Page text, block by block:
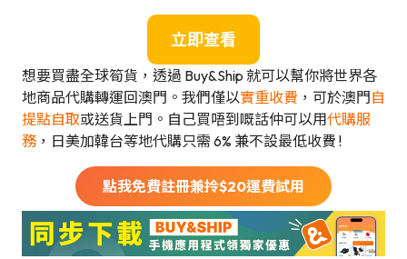
立即查看
想要買盡全球筍貨，透過 Buy&Ship 就可以幫你將世界各
地商品代購轉運回澳門。我們僅以實重收費 ，可於澳門自
提點自取或送貨上門。自己買唔到嘅話仲可以用代購服
務 ，日美加韓台等地代購只需 6% 兼不設最低收費 !
點我免費註冊兼拎$20運費試用